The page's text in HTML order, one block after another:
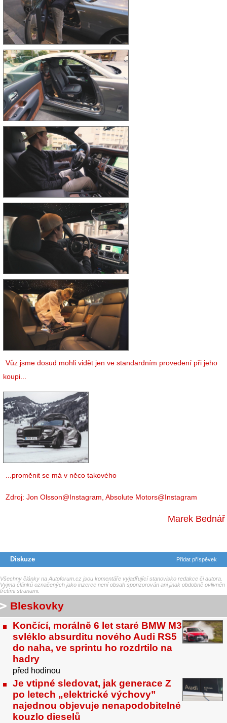
Vůz jsme dosud mohli vidět jen ve standardním provedení při jeho
koupi...
...proměnit se má v něco takového
Zdroj: Jon Olsson@Instagram, Absolute Motors@Instagram
Marek Bednář
Diskuze Přidat příspěvek
Všechny články na Autoforum.cz jsou komentáře vyjadřující stanovisko redakce či autora.
Vyjma článků označených jako inzerce není obsah sponzorován ani jinak obdobně ovlivněn
třetími stranami.
Bleskovky
Končící, morálně 6 let staré BMW M3
svléklo absurditu nového Audi RS5
do naha, ve sprintu ho rozdrtilo na
hadry
před hodinou
Je vtipné sledovat, jak generace Z
po letech „elektrické výchovy”
najednou objevuje nenapodobitelné
kouzlo dieselů